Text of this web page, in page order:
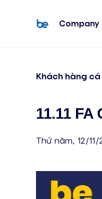
Company
Khách hàng
11.11 FA
Thứ năm, 12/